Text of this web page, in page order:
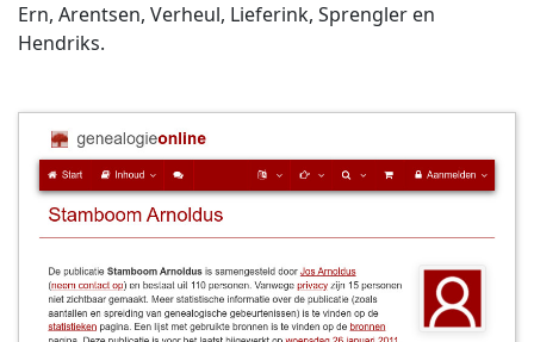
Ern, Arentsen, Verheul, Lieferink, Sprengler en
Hendriks.